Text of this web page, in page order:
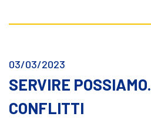
03/03/2023
SERVIRE
CONFLITTI